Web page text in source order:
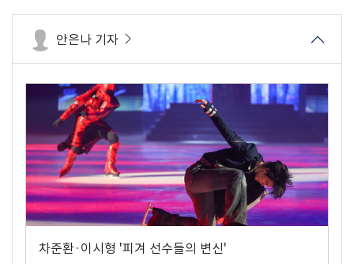
안은나 기자
차준환·이시형 '피겨 선수들의 변신'